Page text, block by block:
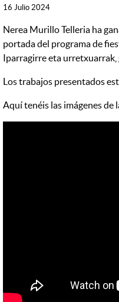
16 Julio 2024
Nerea Murillo Telleria ha
portada del programa de
Iparragirre eta
Los trabajos presentados
Aquí tenéis las imágenes de